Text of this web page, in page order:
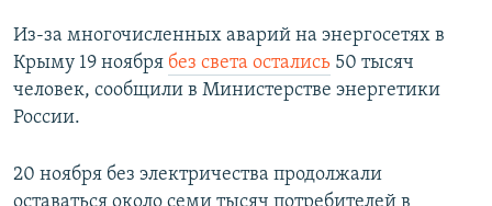
Из-за многочисленных аварий на энергосетях в
Крыму 19 ноября без света остались 50 тысяч
человек, сообщили в Министерстве энергетики
России.
20 ноября без электричества продолжали
оставаться около семи тысяч потребителей в